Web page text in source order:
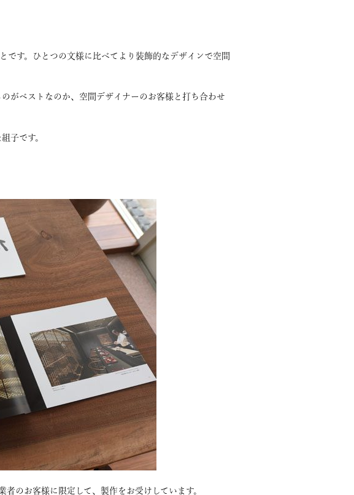
です。ひとつの文様に比べてより装飾的なデザインで空間
がベストなのか、空間デザイナーのお客様と打ち合わせ
子です。
のお客様に限定して、製作をお受けしています。